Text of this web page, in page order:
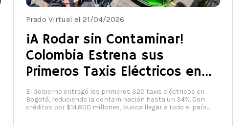
Prado Virtual el 21/04/2026
¡A Rodar sin Contaminar!
Colombia Estrena sus
Primeros Taxis Eléctricos en
Bogotá
El Gobierno entregó los primeros 320 taxis eléctricos en
Bogotá, reduciendo la contaminación hasta un 34%. Con
créditos por $14.800 millones, busca llegar a todo el país.